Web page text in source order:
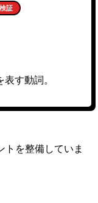
証
す動詞。
トを整備していま